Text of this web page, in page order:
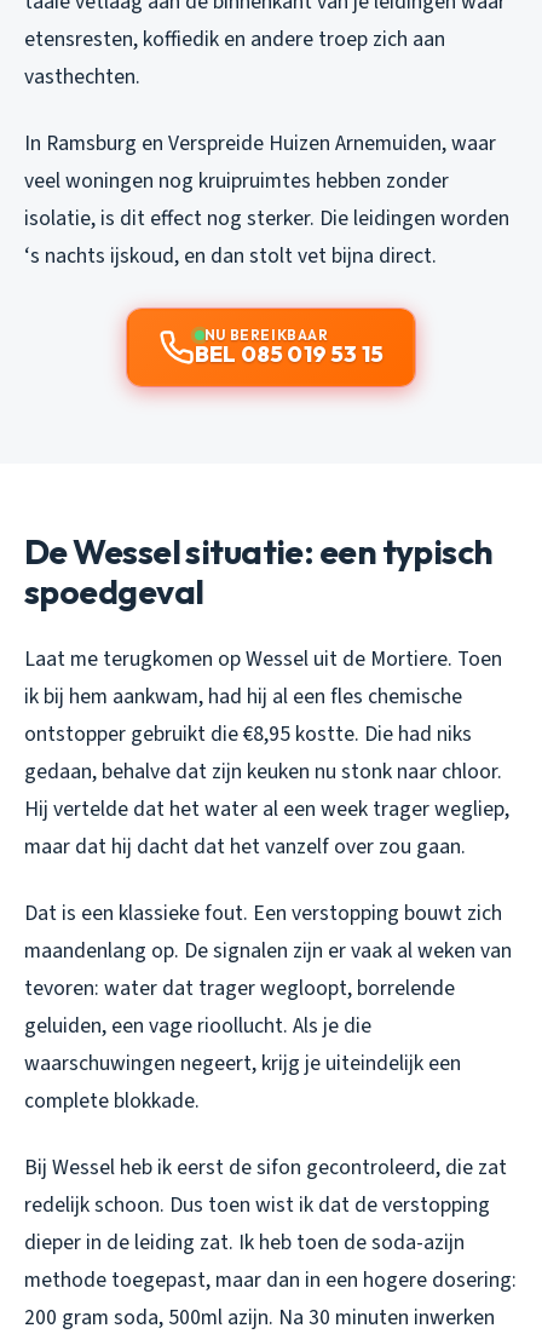
etensresten, koffiedik en andere troep zich aan
vasthechten.
In Ramsburg en Verspreide Huizen Arnemuiden, waar
veel woningen nog kruipruimtes hebben zonder
isolatie, is dit effect nog sterker. Die leidingen worden
‘s nachts ijskoud, en dan stolt vet bijna direct.
NU BEREIKBAAR
BEL 085 019 53 15
De Wessel situatie: een typisch
spoedgeval
Laat me terugkomen op Wessel uit de Mortiere. Toen
ik bij hem aankwam, had hij al een fles chemische
ontstopper gebruikt die €8,95 kostte. Die had niks
gedaan, behalve dat zijn keuken nu stonk naar chloor.
Hij vertelde dat het water al een week trager wegliep,
maar dat hij dacht dat het vanzelf over zou gaan.
Dat is een klassieke fout. Een verstopping bouwt zich
maandenlang op. De signalen zijn er vaak al weken van
tevoren: water dat trager wegloopt, borrelende
geluiden, een vage rioollucht. Als je die
waarschuwingen negeert, krijg je uiteindelijk een
complete blokkade.
Bij Wessel heb ik eerst de sifon gecontroleerd, die zat
redelijk schoon. Dus toen wist ik dat de verstopping
dieper in de leiding zat. Ik heb toen de soda-azijn
methode toegepast, maar dan in een hogere dosering:
200 gram soda, 500ml azijn. Na 30 minuten inwerken